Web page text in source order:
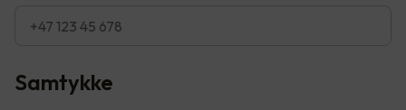
Samtykke